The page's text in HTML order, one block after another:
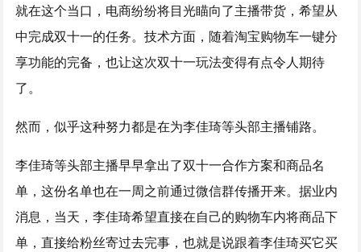
就在这个当口，电商纷纷将目光瞄向了主播带货，希望从
中完成双十一的任务。技术方面，随着淘宝购物车一键分
享功能的完备，也让这次双十一玩法变得有点令人期待
了。
然而，似乎这种努力都是在为李佳琦等头部主播铺路。
李佳琦等头部主播早早拿出了双十一合作方案和商品名
单，这份名单也在一周之前通过微信群传播开来。据业内
消息，当天，李佳琦希望直接在自己的购物车内将商品下
单，直接给粉丝寄过去完事，也就是说跟着李佳琦买它买